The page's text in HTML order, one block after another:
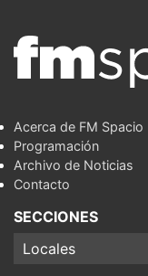
Acerca de FM Spacio
Programación
Archivo de Noticias
Contacto
SECCIONES
Locales